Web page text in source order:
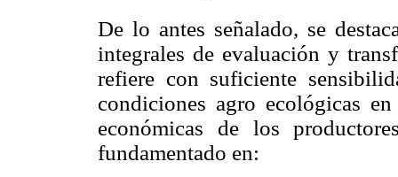
De lo antes señalado, se
integrales de evaluación y
refiere con suficiente
condiciones agro ecológicas
económicas de los
fundamentado en: